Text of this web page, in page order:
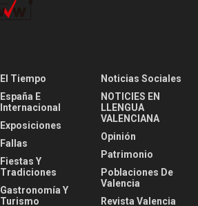
El Tiempo
España E
Internacional
Exposiciones
Fallas
Fiestas Y
Tradiciones
Gastronomía Y
Turismo
Noticias Sociales
NOTICIES EN
LLENGUA
VALENCIANA
Opinión
Patrimonio
Poblaciones De
Valencia
Revista Valencia